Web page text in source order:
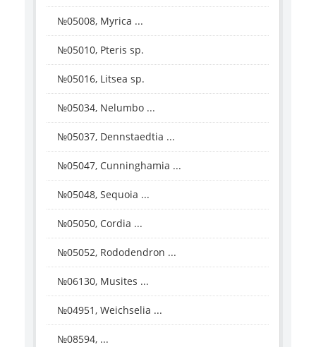
№05008, Myrica ...
№05010, Pteris sp.
№05016, Litsea sp.
№05034, Nelumbo ...
№05037, Dennstaedtia ...
№05047, Cunninghamia ...
№05048, Sequoia ...
№05050, Cordia ...
№05052, Rododendron ...
№06130, Musites ...
№04951, Weichselia ...
№08594, ...